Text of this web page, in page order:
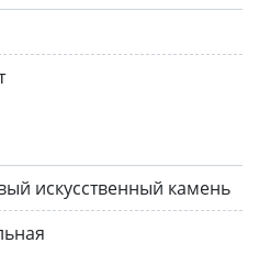
искусственный камень